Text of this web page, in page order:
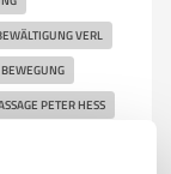
VERL
PETER HESS